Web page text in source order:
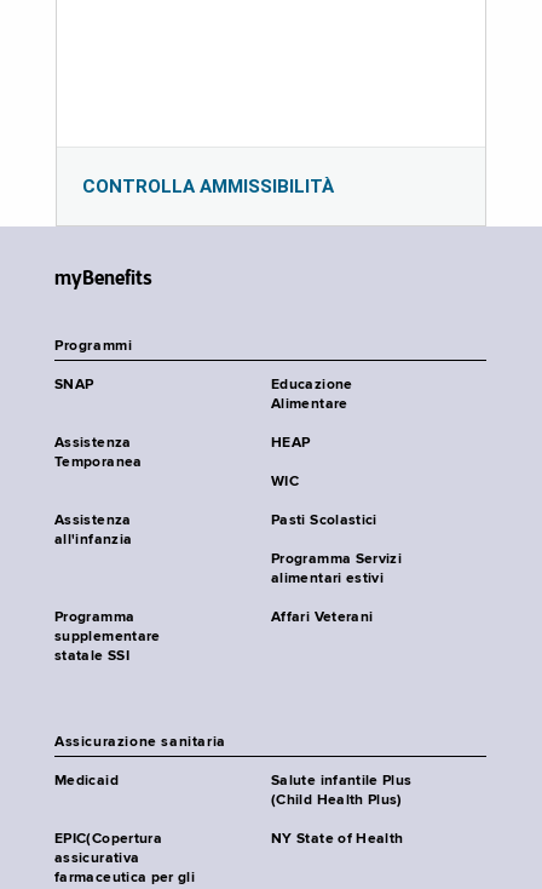
CONTROLLA AMMISSIBILITÀ
myBenefits
Programmi
SNAP
Educazione
Alimentare
Assistenza
Temporanea
HEAP
WIC
Assistenza
all'infanzia
Pasti Scolastici
Programma Servizi
alimentari estivi
Programma
supplementare
statale SSI
Affari Veterani
Assicurazione sanitaria
Medicaid
Salute infantile Plus
(Child Health Plus)
EPIC(Copertura
assicurativa
farmaceutica per gli
NY State of Health